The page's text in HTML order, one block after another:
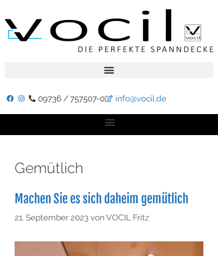
09736 / 757507-0 info@vocil.de
Gemütlich
Machen Sie es sich daheim gemütlich
21. September 2023 von VOCIL Fritz